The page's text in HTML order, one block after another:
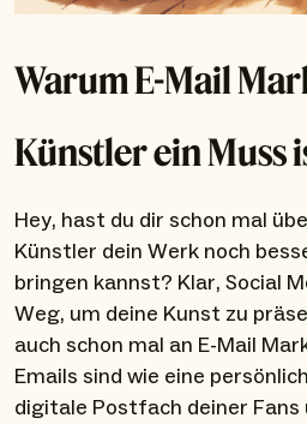
Warum E-Mail
Künstler ein Muss
Hey, hast du dir schon mal
Künstler dein Werk noch
bringen kannst? Klar, Social
Weg, um deine Kunst zu
auch schon mal an E-Mail
Emails sind wie eine
digitale Postfach deiner Fans